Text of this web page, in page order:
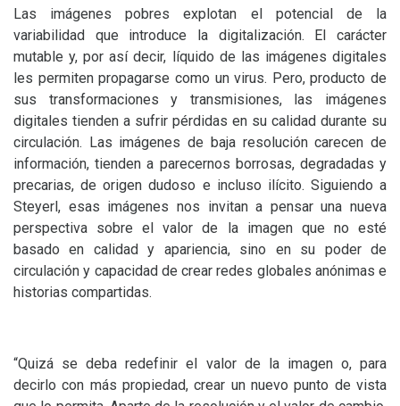
Las imágenes pobres explotan el potencial de la
variabilidad que introduce la digitalización. El carácter
mutable y, por así decir, líquido de las imágenes digitales
les permiten propagarse como un virus. Pero, producto de
sus transformaciones y transmisiones, las imágenes
digitales tienden a sufrir pérdidas en su calidad durante su
circulación. Las imágenes de baja resolución carecen de
información, tienden a parecernos borrosas, degradadas y
precarias, de origen dudoso e incluso ilícito. Siguiendo a
Steyerl, esas imágenes nos invitan a pensar una nueva
perspectiva sobre el valor de la imagen que no esté
basado en calidad y apariencia, sino en su poder de
circulación y capacidad de crear redes globales anónimas e
historias compartidas.
“Quizá se deba redefinir el valor de la imagen o, para
decirlo con más propiedad, crear un nuevo punto de vista